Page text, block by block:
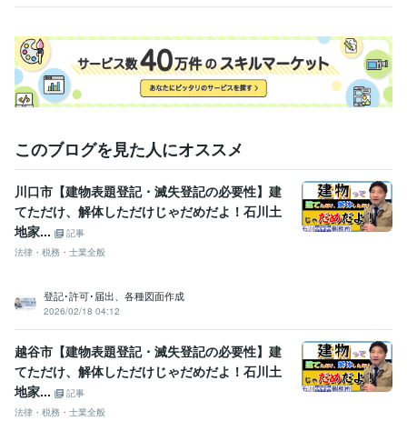
このブログを見た人にオススメ
川口市【建物表題登記・滅失登記の必要性】建
てただけ、解体しただけじゃだめだよ！石川土
地家...
記事
法律・税務・士業全般
登記･許可･届出、各種図面作成
2026/02/18 04:12
越谷市【建物表題登記・滅失登記の必要性】建
てただけ、解体しただけじゃだめだよ！石川土
地家...
記事
法律・税務・士業全般